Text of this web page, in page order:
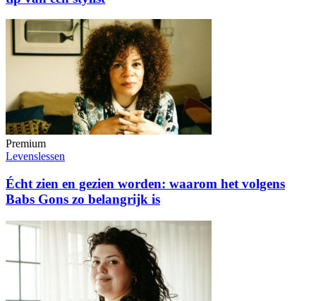
Premium
Levenslessen
Écht zien en gezien worden: waarom het volgens
Babs Gons zo belangrijk is